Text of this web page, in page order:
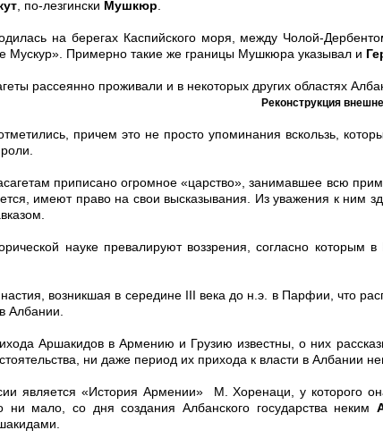
, по-лезгински Мушкюр
на берегах Каспийского моря, между Чолой-
Мускур». Примерно такие же границы Мушкюра указывал и
рассеянно проживали и в некоторых других областях
Реконструкция
причем это не просто упоминания вскользь,
приписано огромное «царство», занимавшее всю
имеют право на свои высказывания. Из уважения к ним
науке превалируют воззрения, согласно
возникшая в середине III века до н.э. в Парфии, что
Албании.
Аршакидов в Армению и Грузию известны, о них
ни даже период их прихода к власти в Албании
является «История Армении» М. Хоренаци, у которого
мало, со дня создания Албанского государства неким